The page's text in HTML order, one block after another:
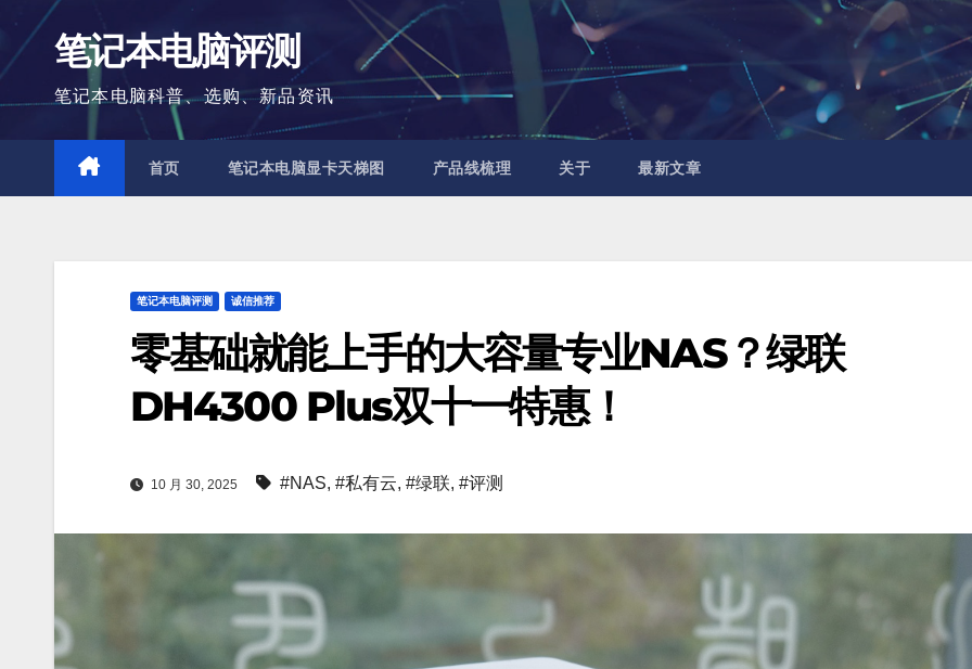
内
容
笔记本电脑评测
笔记本电脑科普、选购、新品资讯
首页 笔记本电脑显卡天梯图 产品线梳理 关于 最新文章
笔记本电脑评测 诚信推荐
零基础就能上手的大容量专业NAS？绿联
DH4300 Plus双十一特惠！
10 月 30, 2025 #NAS, #私有云, #绿联, #评测